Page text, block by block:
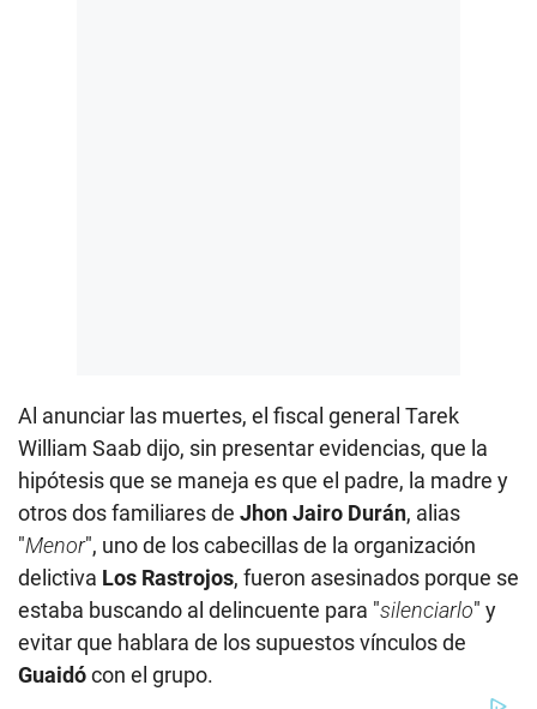
Al anunciar las muertes, el fiscal general Tarek
William Saab dijo, sin presentar evidencias, que la
hipótesis que se maneja es que el padre, la madre y
otros dos familiares de Jhon Jairo Durán, alias
"Menor", uno de los cabecillas de la organización
delictiva Los Rastrojos, fueron asesinados porque se
estaba buscando al delincuente para "silenciarlo" y
evitar que hablara de los supuestos vínculos de
Guaidócon el grupo.